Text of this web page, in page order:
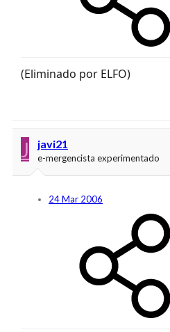
(Eliminado por ELFO)
J javi21
e-mergencista experimentado
24 Mar 2006